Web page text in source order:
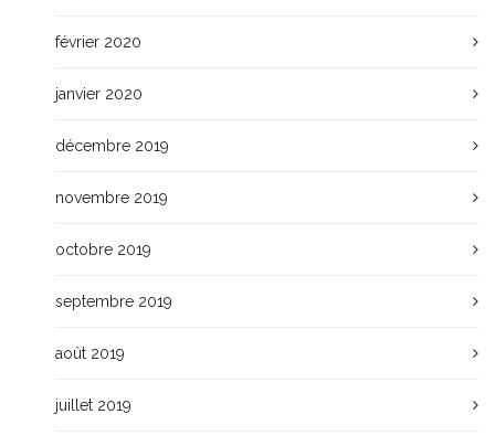
février 2020
janvier 2020
décembre 2019
novembre 2019
octobre 2019
septembre 2019
août 2019
juillet 2019